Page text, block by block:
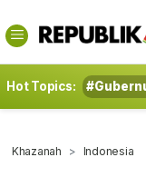
Hot Topics:
Khazanah Indonesia